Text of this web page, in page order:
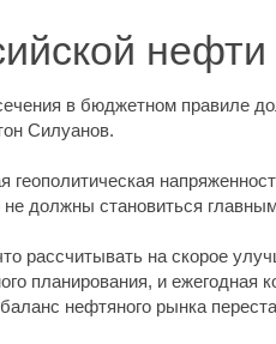
в бюджетном правиле
Силуанов.
геополитическая
должны становиться
рассчитывать на скорое
планирования, и ежегодная
нефтяного рынка